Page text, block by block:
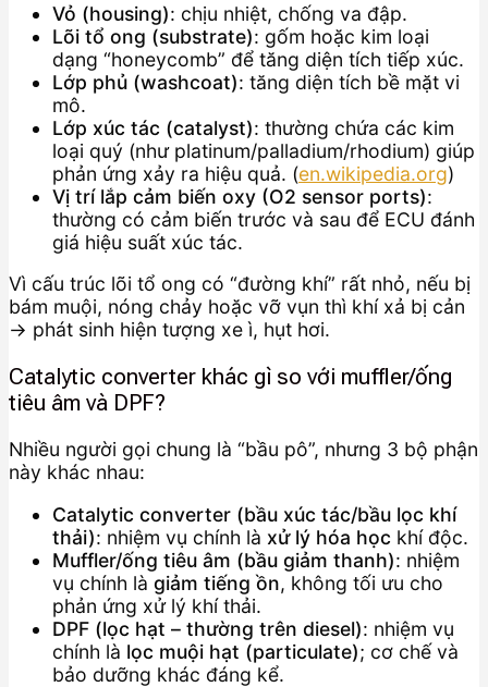
Vỏ (housing): chịu nhiệt, chống va đập.
Lõi tổ ong (substrate): gốm hoặc kim loại
dạng “honeycomb” để tăng diện tích tiếp xúc.
Lớp phủ (washcoat): tăng diện tích bề mặt vi
mô.
Lớp xúc tác (catalyst): thường chứa các kim
loại quý (như platinum/palladium/rhodium) giúp
phản ứng xảy ra hiệu quả. (en.wikipedia.org)
Vị trí lắp cảm biến oxy (O2 sensor ports):
thường có cảm biến trước và sau để ECU đánh
giá hiệu suất xúc tác.
Vì cấu trúc lõi tổ ong có “đường khí” rất nhỏ, nếu bị
bám muội, nóng chảy hoặc vỡ vụn thì khí xả bị cản
→ phát sinh hiện tượng xe ì, hụt hơi.
Catalytic converter khác gì so với muffler/ống
tiêu âm và DPF?
Nhiều người gọi chung là “bầu pô”, nhưng 3 bộ phận
này khác nhau:
Catalytic converter (bầu xúc tác/bầu lọc khí
thải): nhiệm vụ chính là xử lý hóa học khí độc.
Muffler/ống tiêu âm (bầu giảm thanh): nhiệm
vụ chính là giảm tiếng ồn, không tối ưu cho
phản ứng xử lý khí thải.
DPF (lọc hạt – thường trên diesel): nhiệm vụ
chính là lọc muội hạt (particulate); cơ chế và
bảo dưỡng khác đáng kể.